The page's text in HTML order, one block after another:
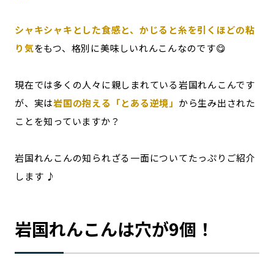
シャキシャキとした食感と、かじると糸を引くほどの粘
り気をもつ、格別に美味しいれんこんなのです😋
現在では多くの人々に親しまれている岩国れんこんです
が、実は岩国の抱える「とある逆境」 から生み出された
ことを知っていますか？
岩国れんこんの知られざる一面についてたっぷりご紹介
します ♪
岩国れんこんは穴が9個！